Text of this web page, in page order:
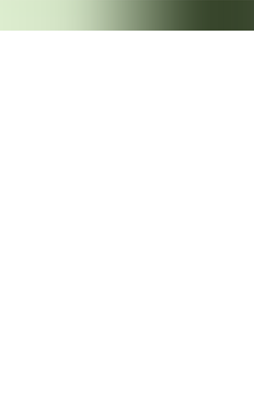
der Mikroalge Schizochytrium